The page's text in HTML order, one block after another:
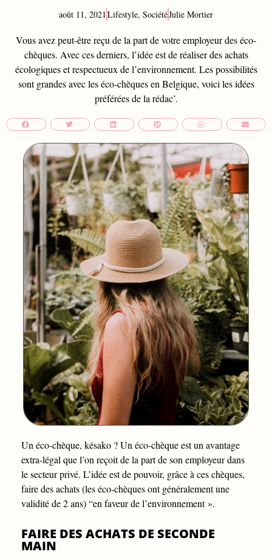
août 11, 2021Lifestyle, SociétéJulie Mortier
Vous avez peut-être reçu de la part de votre employeur des éco-
chèques. Avec ces derniers, l’idée est de réaliser des achats
écologiques et respectueux de l’environnement. Les possibilités
sont grandes avec les éco-chèques en Belgique, voici les idées
préférées de la rédac’.
Un éco-chèque, késako ? Un éco-chèque est un avantage
extra-légal que l’on reçoit de la part de son employeur dans
le secteur privé. L’idée est de pouvoir, grâce à ces chèques,
faire des achats (les éco-chèques ont généralement une
validité de 2 ans) “en faveur de l’environnement ».
FAIRE DES ACHATS DE SECONDE
MAIN